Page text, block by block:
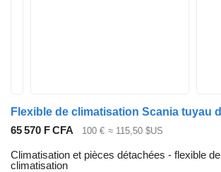
65 570 F CFA 100 € ≈ 115,50 $US
Climatisation et pièces détachées - flexible de
climatisation